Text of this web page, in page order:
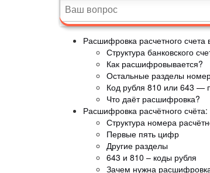
Расшифровка расчетного
Структура банковского
Как расшифровывается?
Остальные разделы
Код рубля 810 или 643 —
Что даёт расшифровка?
Расшифровка расчётного
Структура номера
Первые пять цифр
Другие разделы
643 и 810 – коды рубля
Зачем нужна